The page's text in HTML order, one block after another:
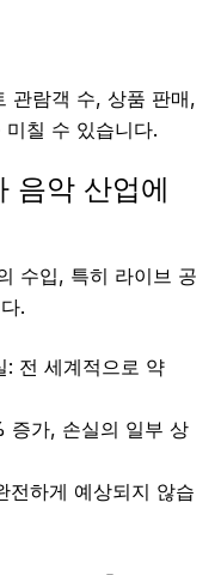
관람객 수, 상품 판매,
칠 수 있습니다.
음악 산업에
수입, 특히 라이브 공
.
전 세계적으로 약
증가, 손실의 일부 상
하게 예상되지 않습